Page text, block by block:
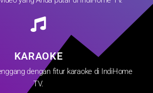
KARAOKE
dengan fitur karaoke di IndiHome
TV.